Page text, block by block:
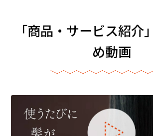
「商品・サービス紹介
め動画